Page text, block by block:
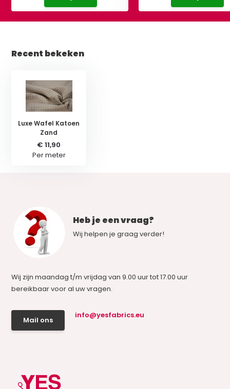
Recent bekeken
Luxe Wafel Katoen
Zand
€ 11,90
Per meter
Heb je een vraag?
Wij helpen je graag verder!
Wij zijn maandag t/m vrijdag van 9.00 uur tot 17.00 uur
bereikbaar voor al uw vragen.
Mail ons
info@yesfabrics.eu